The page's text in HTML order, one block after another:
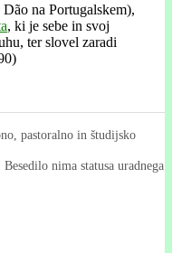
na Portugalskem),
, ki je sebe in svoj
ter slovel zaradi
pastoralno in študijsko
nima statusa uradnega